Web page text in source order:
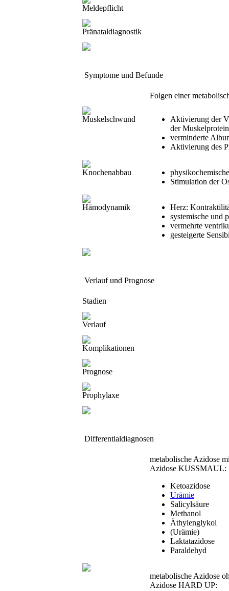
Meldepflicht
Pränataldiagnostik
Symptome und Befunde
Folgen einer
Muskelschwund
Aktivierung der
der
verminderte
Aktivierung des
Knochenabbau
Stimulation der
Hämodynamik
Herz:
systemische und
vermehrte
gesteigerte
Verlauf und Prognose
Stadien
Verlauf
Komplikationen
Prognose
Prophylaxe
Differentialdiagnosen
metabolische Azidose
Azidose KUSSMAUL:
Ketoazidose
Urämie
Salicylsäure
Methanol
Äthylenglykol
(Urämie)
Laktatazidose
Paraldehyd
metabolische Azidose
Azidose HARD UP: